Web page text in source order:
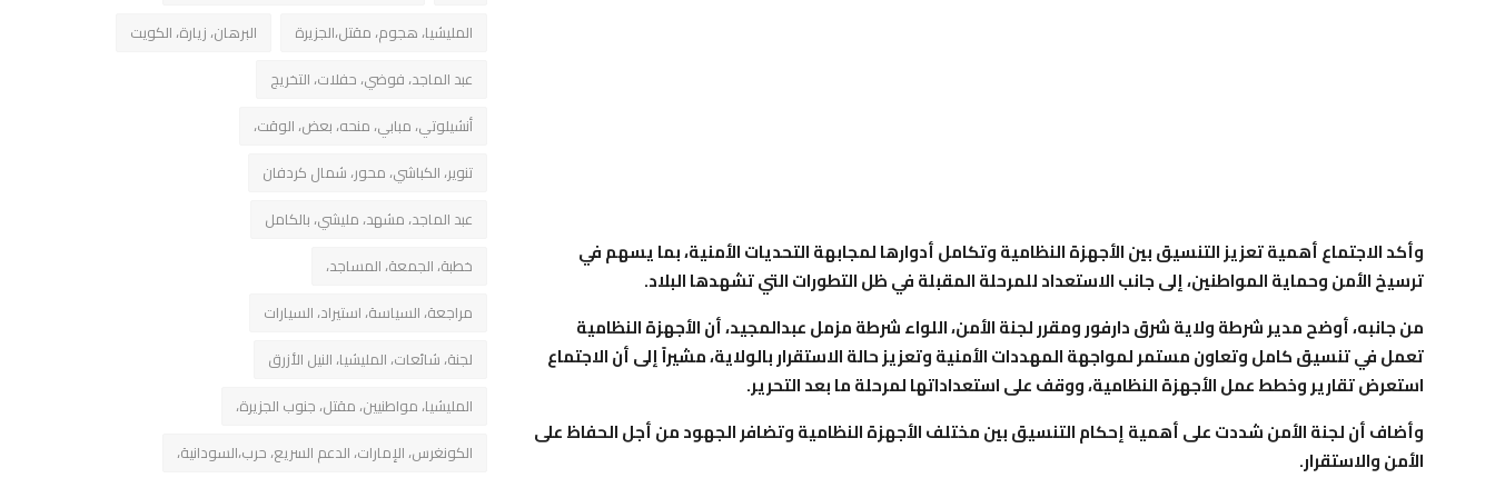
وأكد الاجتماع أهمية تعزيز التنسيق بين الأجهزة النظامية وتكامل أدوارها لمجابهة التحديات الأمنية، بما يسهم في
ترسيخ الأمن وحماية المواطنين، إلى جانب الاستعداد للمرحلة المقبلة في ظل التطورات التي تشهدها البلاد.
من جانبه، أوضح مدير شرطة ولاية شرق دارفور ومقرر لجنة الأمن، اللواء شرطة مزمل عبدالمجيد، أن الأجهزة النظامية
تعمل في تنسيق كامل وتعاون مستمر لمواجهة المهددات الأمنية وتعزيز حالة الاستقرار بالولاية، مشيراً إلى أن الاجتماع
استعرض تقارير وخطط عمل الأجهزة النظامية، ووقف على استعداداتها لمرحلة ما بعد التحرير.
وأضاف أن لجنة الأمن شددت على أهمية إحكام التنسيق بين مختلف الأجهزة النظامية وتضافر الجهود من أجل الحفاظ على
الأمن والاستقرار.
المليشيا، هجوم، مقتل،الجزيرة
البرهان، زيارة، الكويت
عبد الماجد، فوضي، حفلات، التخريج
أنشيلوتي، مبابي، منحه، بعض، الوقت،
تنوير، الكباشي، محور، شمال كردفان
عبد الماجد، مشهد، مليشي، بالكامل
خطبة، الجمعة، المساجد،
مراجعة، السياسة، استيراد، السيارات
لجنة، شائعات، المليشيا، النيل الأزرق
المليشيا، مواطنيين، مقتل، جنوب الجزيرة،
الكونغرس، الإمارات، الدعم السريع، حرب،السودانية،